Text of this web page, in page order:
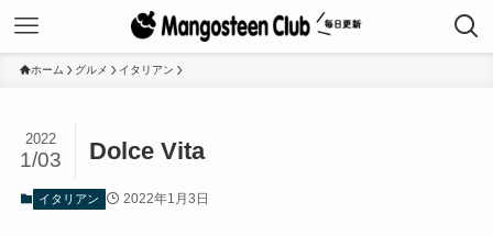
ホーム グルメ イタリアン
Dolce Vita
2022
1/03
イタリアン 2022年1月3日